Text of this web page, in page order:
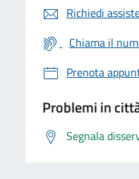
Richiedi
Chiama il
Prenota
Problemi in
Segnala